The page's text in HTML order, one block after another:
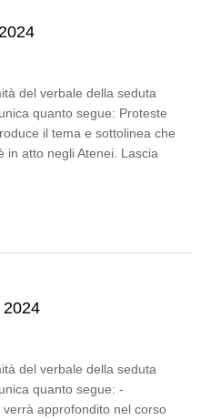
del verbale della seduta
quanto segue: Proteste
il tema e sottolinea che
in atto negli Atenei. Lascia
2024
del verbale della seduta
quanto segue: -
approfondito nel corso